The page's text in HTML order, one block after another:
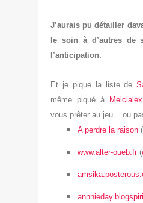
J’aurais pu détailler
le soin à d’autres de
l’anticipation.
Et je pique la liste de
même piqué à
Melclalex
vous prêter au jeu... ou
A perdre la raison (
www.alter-oueb.fr(